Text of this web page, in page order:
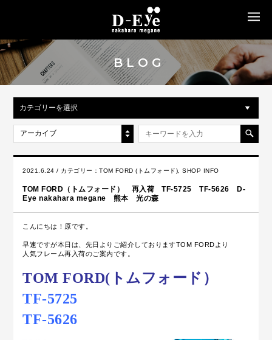
BLOG
カテゴリーを選択
アーカイブ
2021.6.24 / カテゴリー：TOM FORD (トムフォード) ,SHOP INFO
TOM FORD（トムフォード） 再入荷 TF-5725 TF-5626 D-
Eye nakahara megane 熊本 光の森
こんにちは！原です。
早速ですが本日は、先日よりご紹介しておりますTOM FORDより
人気フレーム再入荷のご案内です。
TOM FORD(トムフォード）
TF-5725
TF-5626